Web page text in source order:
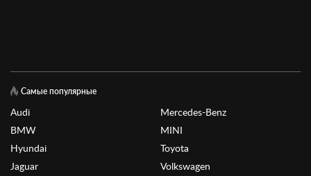
Самые популярные
Audi
BMW
Hyundai
Jaguar
Mercedes-Benz
MINI
Toyota
Volkswagen